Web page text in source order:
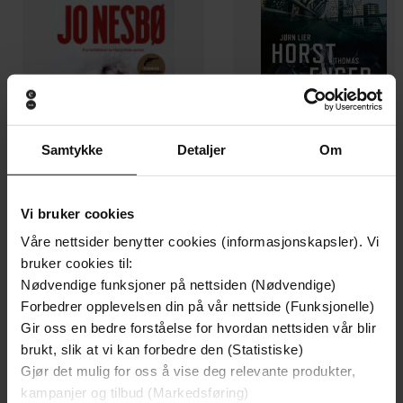
Samtykke Detaljer Om
Vi bruker cookies
Våre nettsider benytter cookies (informasjonskapsler). Vi
bruker cookies til:
Nødvendige funksjoner på nettsiden (Nødvendige)
Forbedrer opplevelsen din på vår nettside (Funksjonelle)
Gir oss en bedre forståelse for hvordan nettsiden vår blir
brukt, slik at vi kan forbedre den (Statistiske)
Gjør det mulig for oss å vise deg relevante produkter,
kampanjer og tilbud (Markedsføring)
199,-
Minnesota
Jo Nesbø
EBOK
349,-
Jørn Lier Horst
EBOK